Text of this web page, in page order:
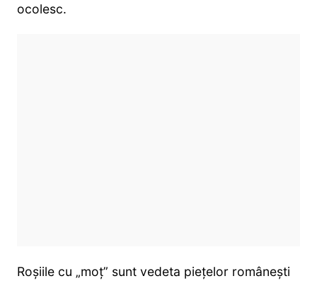
ocolesc.
Roșiile cu „moț” sunt vedeta piețelor românești